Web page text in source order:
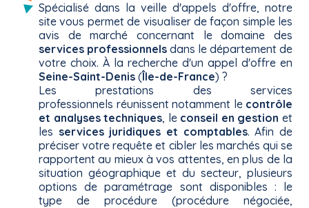
Spécialisé dans la veille d'appels d'offre, notre
site vous permet de visualiser de façon simple les
avis de marché concernant le domaine des
services professionnels dans le département de
votre choix. À la recherche d'un appel d'offre en
Seine-Saint-Denis (Île-de-France) ?
Les prestations des services
professionnels réunissent notamment le contrôle
et analyses techniques, le conseil en gestion et
les services juridiques et comptables. Afin de
préciser votre requête et cibler les marchés qui se
rapportent au mieux à vos attentes, en plus de la
situation géographique et du secteur, plusieurs
options de paramétrage sont disponibles : le
type de procédure (procédure négociée,